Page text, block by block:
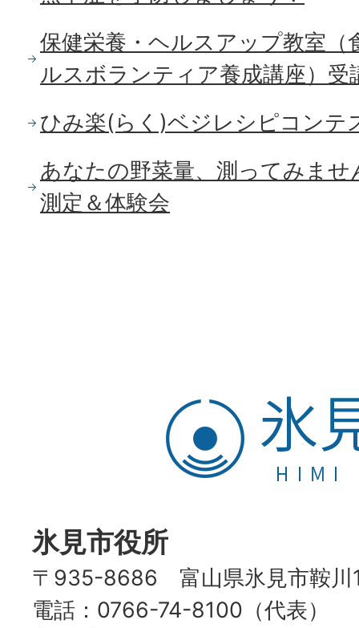
保健栄養・ヘルスアップ教室（
ルスボランティア養成講座）受
ひみ楽(らく)ベジレシピコンテ
あなたの野菜量、測ってみま
測定＆体験会
氷
見
市
氷見市役所
〒935-8686 富山県氷見市鞍川
電話：0766-74-8100（代表）